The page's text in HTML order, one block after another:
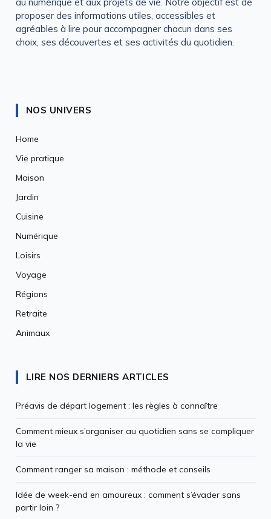
proposer des informations utiles, accessibles et
agréables à lire pour accompagner chacun dans ses
choix, ses découvertes et ses activités du quotidien.
NOS UNIVERS
Home
Vie pratique
Maison
Jardin
Cuisine
Numérique
Loisirs
Voyage
Régions
Retraite
Animaux
LIRE NOS DERNIERS ARTICLES
Préavis de départ logement : les règles à connaître
Comment mieux s’organiser au quotidien sans se compliquer
la vie
Comment ranger sa maison : méthode et conseils
Idée de week-end en amoureux : comment s’évader sans
partir loin ?